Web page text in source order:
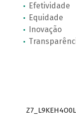
Efetividade
Equidade
Inovação